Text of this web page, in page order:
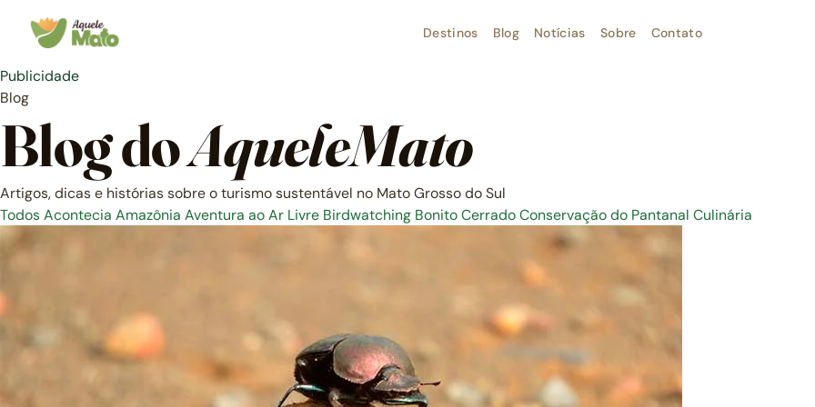
conteúdo
Destinos Blog Notícias Sobre Contato
Publicidade
Blog
Blog doAqueleMato
Artigos, dicas e histórias sobre o turismo sustentável no Mato Grosso do Sul
Todos Acontecia Amazônia Aventura ao Ar Livre Birdwatching BonitoCerradoConservação do Pantanal Culinária